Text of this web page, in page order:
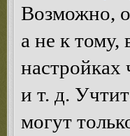
Возможно,
а не к тому,
настройках
и т. д.
могут